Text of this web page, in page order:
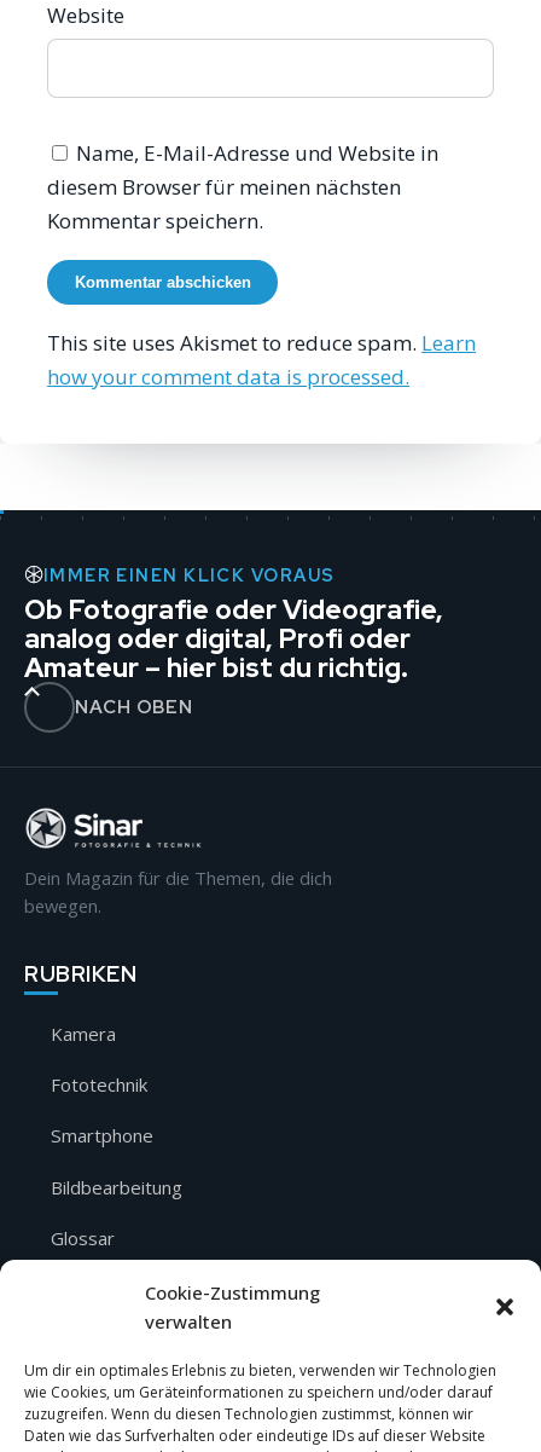
Cookie-Zustimmung
verwalten
Um dir ein optimales Erlebnis zu bieten, verwenden wir Technologien
wie Cookies, um Geräteinformationen zu speichern und/oder darauf
zuzugreifen. Wenn du diesen Technologien zustimmst, können wir
Daten wie das Surfverhalten oder eindeutige IDs auf dieser Website
Website
Name, E-Mail-Adresse und Website in
diesem Browser für meinen nächsten
Kommentar speichern.
This site uses Akismet to reduce spam. Learn
how your comment data is processed.
IMMER EINEN KLICK VORAUS
Ob Fotografie oder Videografie,
analog oder digital, Profi oder
Amateur – hier bist du richtig.
NACH OBEN
Dein Magazin für die Themen, die dich
bewegen.
RUBRIKEN
Kamera
Fototechnik
Smartphone
Bildbearbeitung
Glossar
SERVICE
Über mich